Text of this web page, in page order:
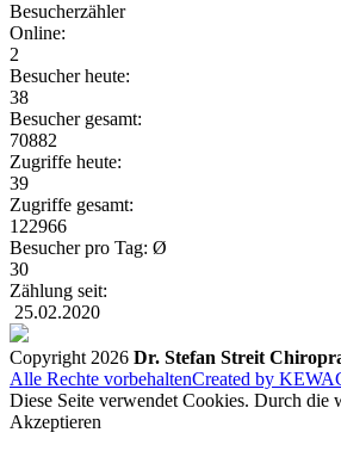
Besucherzähler
Online:
2
Besucher heute:
38
Besucher gesamt:
70882
Zugriffe heute:
39
Zugriffe gesamt:
122966
Besucher pro Tag: Ø
30
Zählung seit:
25.02.2020
Copyright 2026 Dr. Stefan Streit
Alle Rechte vorbehaltenCreated by
Diese Seite verwendet Cookies. Durch die
Akzeptieren